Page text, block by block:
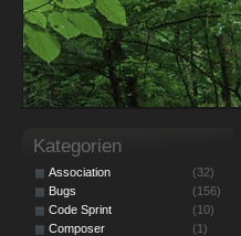
Kategorien
Association
(32)
Bugs
(156)
Code Sprint
(10)
Composer
(1)